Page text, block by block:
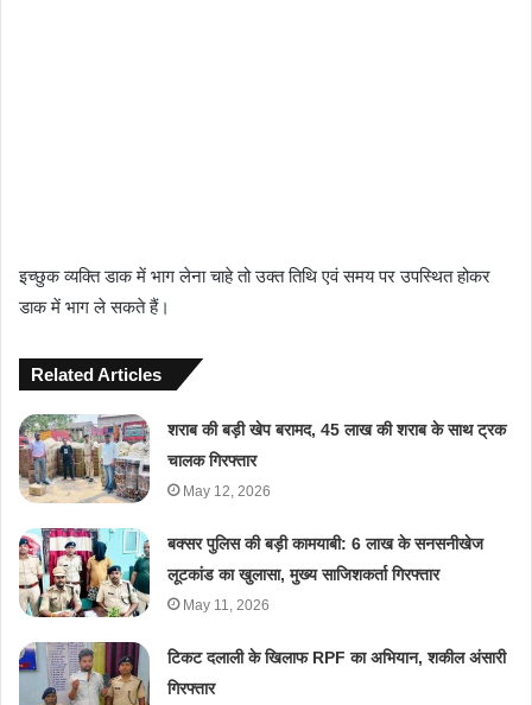
इच्छुक व्यक्ति डाक में भाग लेना चाहे तो उक्त तिथि एवं समय पर उपस्थित होकर
डाक में भाग ले सकते हैं।
Related Articles
शराब की बड़ी खेप बरामद, 45 लाख की शराब के साथ ट्रक
चालक गिरफ्तार
May 12, 2026
बक्सर पुलिस की बड़ी कामयाबी: 6 लाख के सनसनीखेज
लूटकांड का खुलासा, मुख्य साजिशकर्ता गिरफ्तार
May 11, 2026
टिकट दलाली के खिलाफ RPF का अभियान, शकील अंसारी
गिरफ्तार